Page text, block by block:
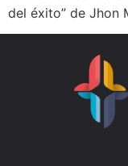
del éxito” de Jhon